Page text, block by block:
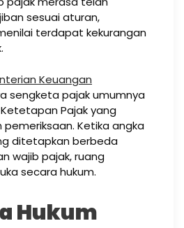
sesuai aturan,
terdapat kekurangan
Keuangan
sengketa pajak umumnya
Pajak yang
Ketika angka
ditetapkan berbeda
wajib pajak, ruang
secara hukum.
Hukum